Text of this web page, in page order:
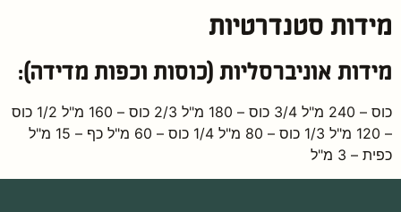
מידות סטנדרטיות
מידות אוניברסליות (כוסות וכפות מדידה):
כוס – 240 מ"ל 3/4 כוס – 180 מ"ל 2/3 כוס – 160 מ"ל 1/2 כוס
– 120 מ"ל 1/3 כוס – 80 מ"ל 1/4 כוס – 60 מ"ל כף – 15 מ"ל
כפית – 3 מ"ל